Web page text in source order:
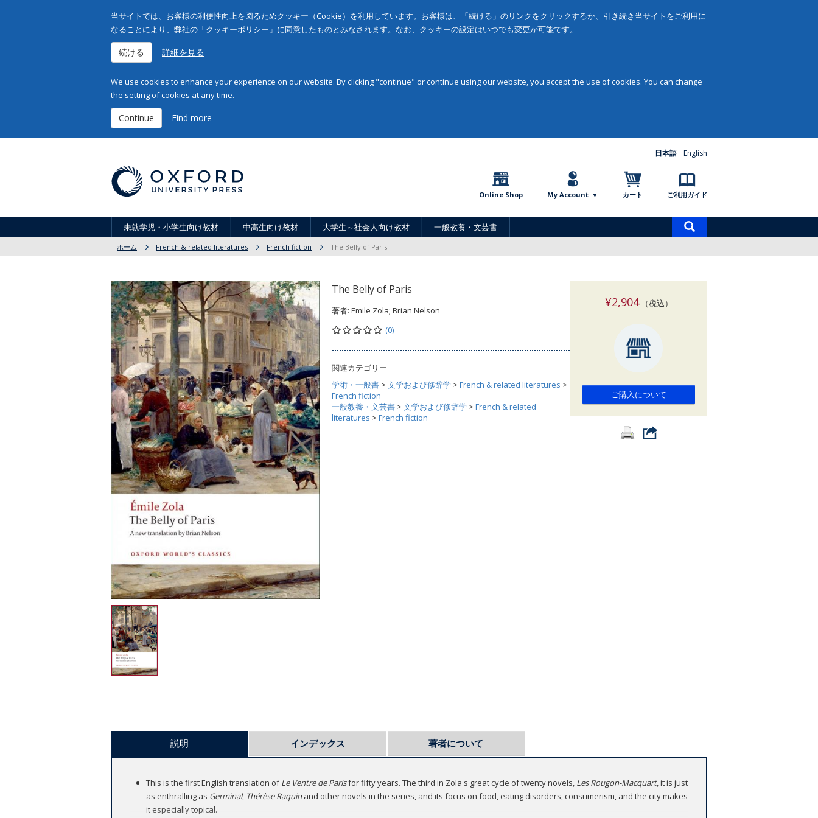
当サイトでは、お客様の利便性向上を図るためクッキー（Cookie）を利用しています。お客様は、「続ける」のリンクをクリックするか、引き続き当サイトをご利用に
なることにより、弊社の「クッキーポリシー」に同意したものとみなされます。なお、クッキーの設定はいつでも変更が可能です。
続ける 詳細を見る
We use cookies to enhance your experience on our website. By clicking "continue" or continue using our website, you accept the use of cookies. You can change
the setting of cookies at any time.
Continue Find more
日本語 English
Online Shop My Account カート ご利用ガイド
未就学児・小学生向け教材 中高生向け教材 大学生～社会人向け教材 一般教養・文芸書
索
ホーム French & related literatures French fiction The Belly of Paris
The Belly of Paris
著者: Emile Zola; Brian Nelson
(0)
関連カテゴリー
学術・一般書 > 文学および修辞学 > French & related literatures >
French fiction
一般教養・文芸書 > 文学および修辞学 > French & related
literatures > French fiction
¥2,904（税込）
ご購入について
説明 インデックス 著者について
This is the first English translation ofLe Ventre de Parisfor fifty years. The third in Zola's great cycle of twenty novels, Les Rougon-Macquart, it is just
as enthralling as Germinal, Thérèse Raquinand other novels in the series, and its focus on food, eating disorders, consumerism, and the city makes
it especially topical.